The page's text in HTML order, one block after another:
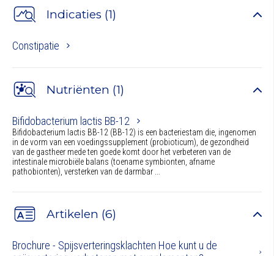
Indicaties (1)
Constipatie
Nutriënten (1)
Bifidobacterium lactis BB-12
Bifidobacterium lactis BB-12 (BB-12) is een bacteriestam die, ingenomen
in de vorm van een voedingssupplement (probioticum), de gezondheid
van de gastheer mede ten goede komt door het verbeteren van de
intestinale microbiële balans (toename symbionten, afname
pathobionten), versterken van de darmbar ...
Artikelen (6)
Brochure - Spijsverteringsklachten Hoe kunt u de